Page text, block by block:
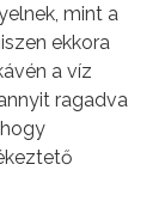
mint a
ekkora
a víz
ragadva